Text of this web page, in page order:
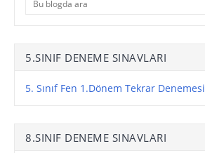
5.SINIF DENEME SINAVLARI
5. Sınıf Fen 1.Dönem Tekrar Denemesi
8.SINIF DENEME SINAVLARI